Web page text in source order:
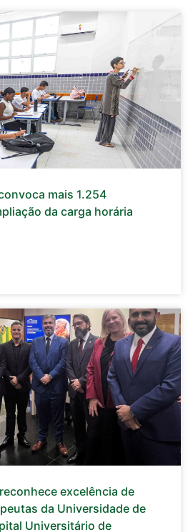
mais 1.254
da carga horária
excelência de
da Universidade de
Universitário de